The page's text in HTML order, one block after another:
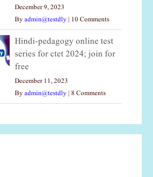
December 9, 2023
Byadmin@testdly | 10 Comments
Hindi-pedagogy online test
series for ctet 2024; join for
free
December 11, 2023
Byadmin@testdly | 8 Comments